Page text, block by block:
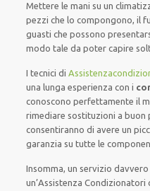
Mettere le mani su un
pezzi che lo compongono, il
guasti che possono
modo tale da poter capire
I tecnici di
una lunga esperienza con i
conoscono perfettamente il
rimediare sostituzioni a buon
consentiranno di avere un
garanzia su tutte le
Insomma, un servizio
un’Assistenza